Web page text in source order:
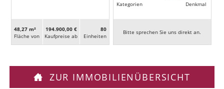
48,27 m²
Fläche von
194.900,00 €
Kaufpreise ab
80
Ein­heiten
Kategorien
Denkmal
Bitte sprechen Sie uns direkt an.
ZUR IMMOBILIENÜBERSICHT